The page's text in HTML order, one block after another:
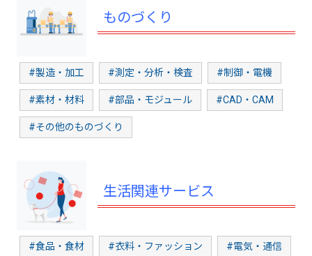
ものづくり
#製造・加工 #測定・分析・検査 #制御・電機
#素材・材料 #部品・モジュール #CAD・CAM
#その他のものづくり
生活関連サービス
#食品・食材 #衣料・ファッション #電気・通信